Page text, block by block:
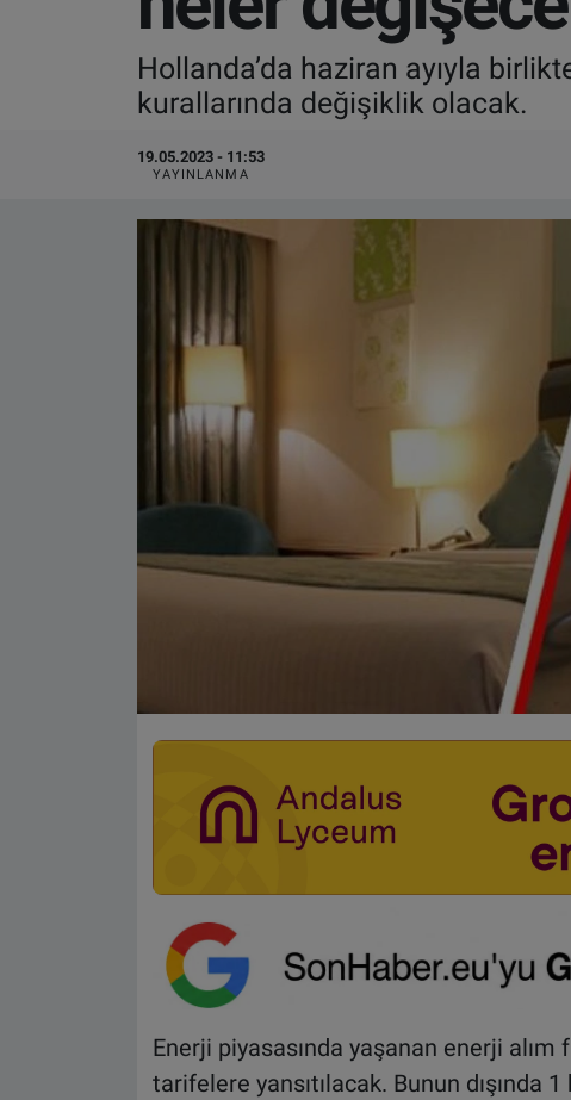
Hollanda’da haziran ayıyla
kurallarında değişiklik olacak.
19.05.2023 - 11:53
YAYINLANMA
Enerji piyasasında yaşanan enerji
tarifelere yansıtılacak. Bunun
ALGEMENE VOORWAARDEN
CONTACT
Çerez Politikası